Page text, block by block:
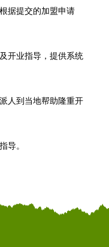
据提交的加盟申请
开业指导，提供系统
人到当地帮助隆重开
导。